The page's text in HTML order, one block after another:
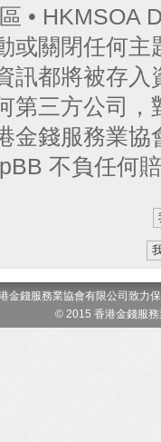
• HKMSOA
或關閉任何
訊都將被存
第三方公司
金錢服務業
不負任何
金錢服務業協會有限公司致力
© 2015 香港金錢服